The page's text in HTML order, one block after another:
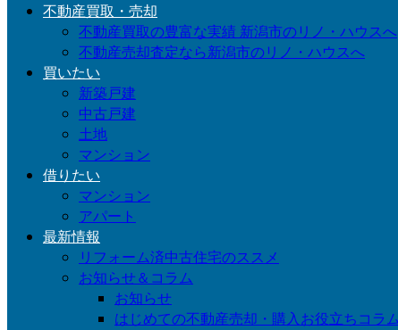
不動産買取・売却
不動産買取の豊富な実績 新潟市のリノ・ハウスへ
不動産売却査定なら新潟市のリノ・ハウスへ
買いたい
新築戸建
中古戸建
土地
マンション
借りたい
マンション
アパート
最新情報
リフォーム済中古住宅のススメ
お知らせ＆コラム
お知らせ
はじめての不動産売却・購入お役立ちコラ